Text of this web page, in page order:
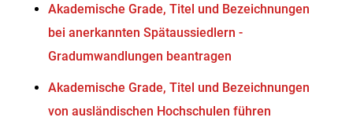
Akademische Grade, Titel und Bezeichnungen
bei anerkannten Spätaussiedlern -
Gradumwandlungen beantragen
Akademische Grade, Titel und Bezeichnungen
von ausländischen Hochschulen führen